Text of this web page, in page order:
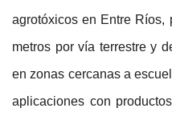
agrotóxicos en Entre Ríos,
metros por vía terrestre y
en zonas cercanas a
aplicaciones con